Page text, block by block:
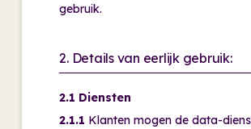
gebruik.
2. Details van eerlijk gebruik:
2.1 Diensten
2.1.1 Klanten mogen de data-